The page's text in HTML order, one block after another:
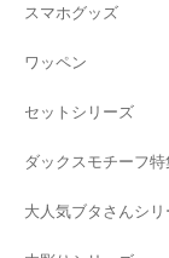
スマホグッズ
ワッペン
セットシリーズ
ダックスモチーフ特
大人気ブタさんシ